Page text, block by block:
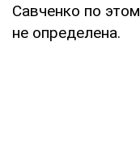
Савченко по
не определена.